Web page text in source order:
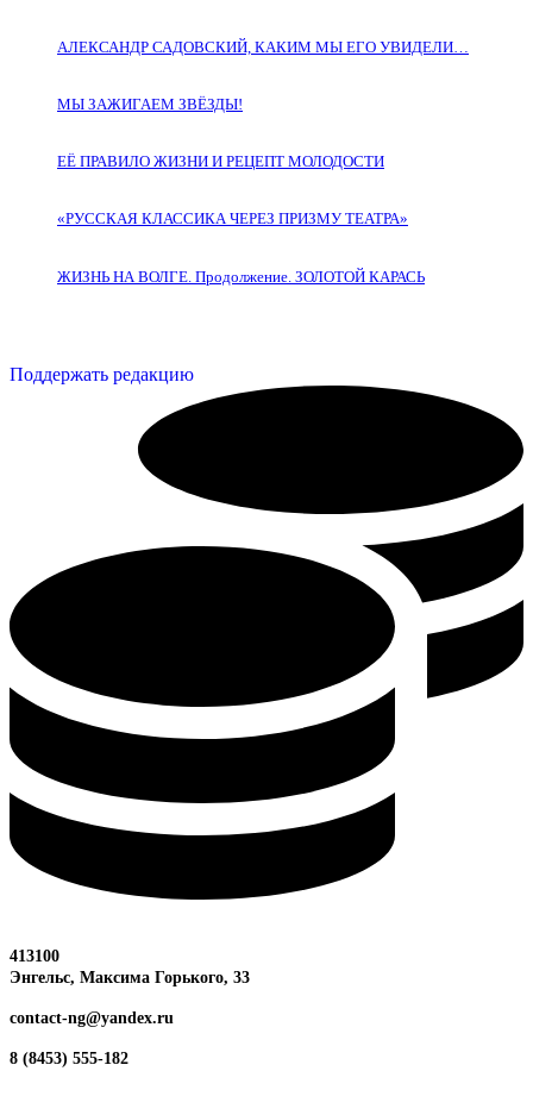
АЛЕКСАНДР САДОВСКИЙ, КАКИМ МЫ ЕГО УВИДЕЛИ…
МЫ ЗАЖИГАЕМ ЗВЁЗДЫ!
ЕЁ ПРАВИЛО ЖИЗНИ И РЕЦЕПТ МОЛОДОСТИ
«РУССКАЯ КЛАССИКА ЧЕРЕЗ ПРИЗМУ ТЕАТРА»
ЖИЗНЬ НА ВОЛГЕ. Продолжение. ЗОЛОТОЙ КАРАСЬ
Поддержать редакцию
413100
Энгельс, Максима Горького, 33
contact-ng@yandex.ru
8 (8453) 555-182